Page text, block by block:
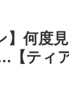
】何度
ティ